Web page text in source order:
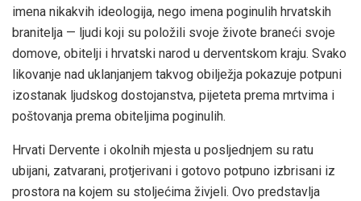
imena nikakvih ideologija, nego imena poginulih hrvatskih
branitelja — ljudi koji su položili svoje živote braneći svoje
domove, obitelji i hrvatski narod u derventskom kraju. Svako
likovanje nad uklanjanjem takvog obilježja pokazuje potpuni
izostanak ljudskog dostojanstva, pijeteta prema mrtvima i
poštovanja prema obiteljima poginulih.
Hrvati Dervente i okolnih mjesta u posljednjem su ratu
ubijani, zatvarani, protjerivani i gotovo potpuno izbrisani iz
prostora na kojem su stoljećima živjeli. Ovo predstavlja